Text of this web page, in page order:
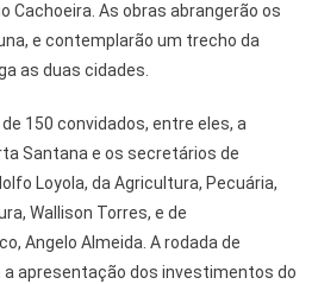
Cachoeira. As obras abrangerão os
e contemplarão um trecho da
as duas cidades.
150 convidados, entre eles, a
Santana e os secretários de
Loyola, da Agricultura, Pecuária,
Wallison Torres, e de
Angelo Almeida. A rodada de
apresentação dos investimentos do